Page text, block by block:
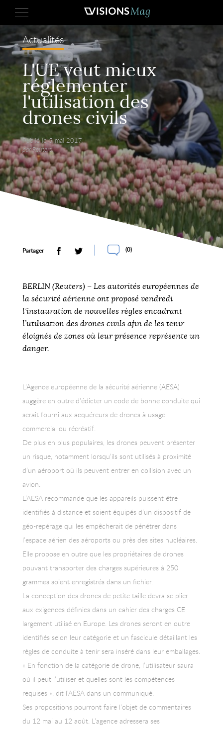
Actualités
L'UE veut mieux
réglementer
l'utilisation des
drones civils
Publié le 5 mai 2017,
par Reuters.
Partager (0)
BERLIN (Reuters) – Les autorités européennes de
la sécurité aérienne ont proposé vendredi
l’instauration de nouvelles règles encadrant
l’utilisation des drones civils afin de les tenir
éloignés de zones où leur présence représente un
danger.
L’Agence européenne de la sécurité aérienne (AESA)
suggère en outre d’édicter un code de bonne conduite qui
serait fourni aux acquéreurs de drones à usage
commercial ou récréatif.
De plus en plus populaires, les drones peuvent présenter
un risque, notamment lorsqu’ils sont utilisés à proximité
d’un aéroport où ils peuvent entrer en collision avec un
avion.
L’AESA recommande que les appareils puissent être
identifiés à distance et soient équipés d’un dispositif de
géo-repérage qui les empêcherait de pénétrer dans
l’espace aérien des aéroports ou près des sites nucléaires.
Elle propose en outre que les propriétaires de drones
pouvant transporter des charges supérieures à 250
grammes soient enregistrés dans un fichier.
La conception des drones de petite taille devra se plier
aux exigences définies dans un cahier des charges CE
largement utilisé en Europe. Les drones seront en outre
identifiés selon leur catégorie et un fascicule détaillant les
règles de conduite à tenir sera inséré dans leur emballages.
« En fonction de la catégorie de drone, l’utilisateur saura
où il peut l’utiliser et quelles sont les compétences
requises », dit l’AESA dans un communiqué.
Ses propositions pourront faire l’objet de commentaires
du 12 mai au 12 août. L’agence adressera ses